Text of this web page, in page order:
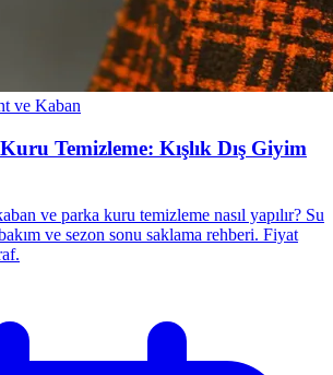
ve Kaban
Temizleme: Kışlık Dış Giyim
ve parka kuru temizleme nasıl yapılır? Su
ve sezon sonu saklama rehberi. Fiyat